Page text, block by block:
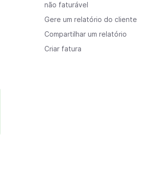
não faturável
Gere um relatório do cliente
Compartilhar um relatório
Criar fatura